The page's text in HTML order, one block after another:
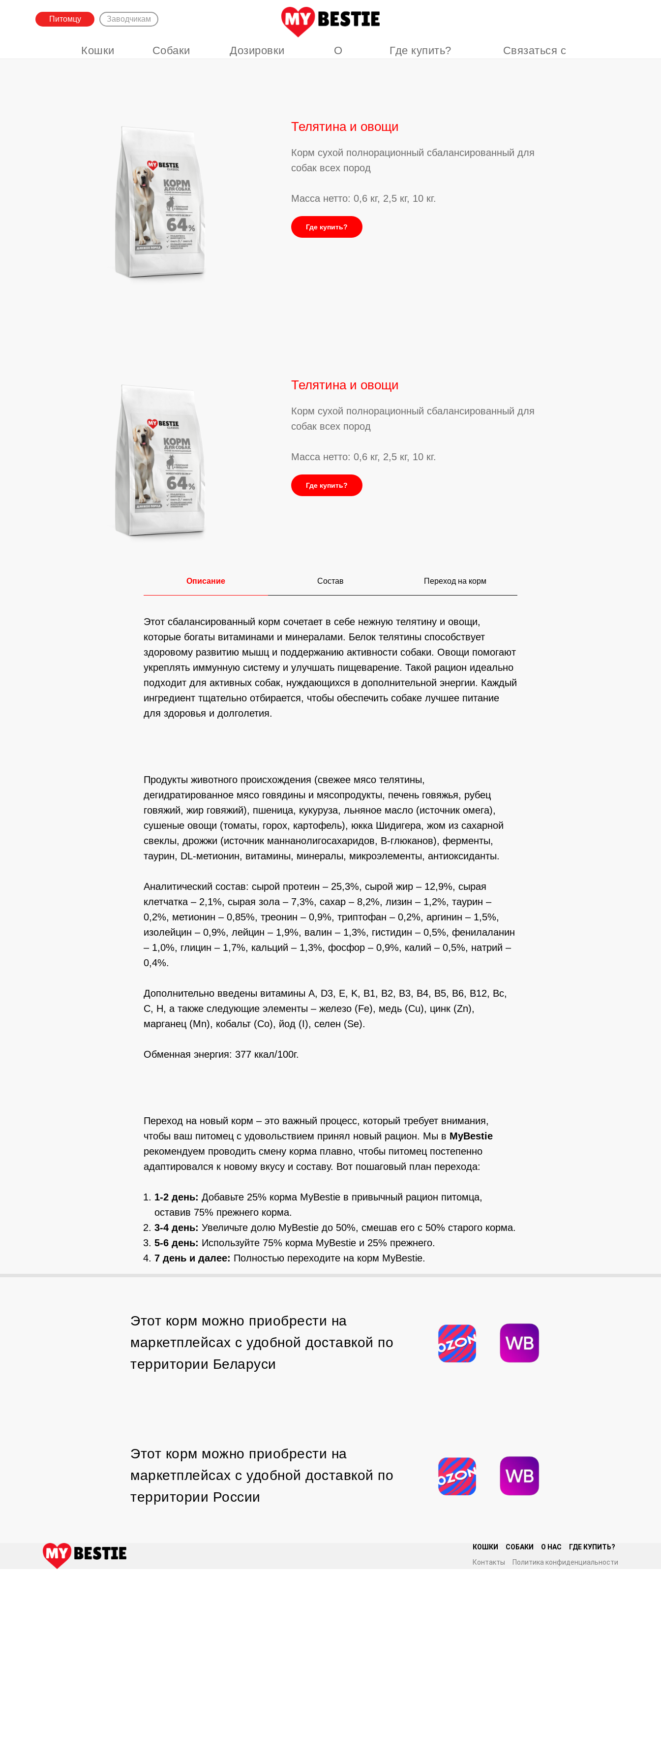
Кошки Собаки
О
Где купить?
Связаться с
Дозировки
Питомцу Заводчикам
Телятина и овощи
Корм сухой полнорационный сбалансированный для
собак всех пород
Масса нетто: 0,6 кг, 2,5 кг, 10 кг.
Где купить?
Телятина и овощи
Корм сухой полнорационный сбалансированный для
собак всех пород
Масса нетто: 0,6 кг, 2,5 кг, 10 кг.
Где купить?
Описание Состав Переход на корм
Этот сбалансированный корм сочетает в себе нежную телятину и овощи,
которые богаты витаминами и минералами. Белок телятины способствует
здоровому развитию мышц и поддержанию активности собаки. Овощи помогают
укреплять иммунную систему и улучшать пищеварение. Такой рацион идеально
подходит для активных собак, нуждающихся в дополнительной энергии. Каждый
ингредиент тщательно отбирается, чтобы обеспечить собаке лучшее питание
для здоровья и долголетия.
Продукты животного происхождения (свежее мясо телятины,
дегидратированное мясо говядины и мясопродукты, печень говяжья, рубец
говяжий, жир говяжий), пшеница, кукуруза, льняное масло (источник омега),
сушеные овощи (томаты, горох, картофель), юкка Шидигера, жом из сахарной
свеклы, дрожжи (источник маннанолигосахаридов, B-глюканов), ферменты,
таурин, DL-метионин, витамины, минералы, микроэлементы, антиоксиданты.
Аналитический состав: сырой протеин – 25,3%, сырой жир – 12,9%, сырая
клетчатка – 2,1%, сырая зола – 7,3%, сахар – 8,2%, лизин – 1,2%, таурин –
0,2%, метионин – 0,85%, треонин – 0,9%, триптофан – 0,2%, аргинин – 1,5%,
изолейцин – 0,9%, лейцин – 1,9%, валин – 1,3%, гистидин – 0,5%, фенилаланин
– 1,0%, глицин – 1,7%, кальций – 1,3%, фосфор – 0,9%, калий – 0,5%, натрий –
0,4%.
Дополнительно введены витамины A, D3, E, K, B1, B2, B3, B4, B5, B6, B12, Bc,
C, H, а также следующие элементы – железо (Fe), медь (Cu), цинк (Zn),
марганец (Mn), кобальт (Co), йод (I), селен (Se).
Обменная энергия: 377 ккал/100г.
Переход на новый корм – это важный процесс, который требует внимания,
чтобы ваш питомец с удовольствием принял новый рацион. Мы в MyBestie
рекомендуем проводить смену корма плавно, чтобы питомец постепенно
адаптировался к новому вкусу и составу. Вот пошаговый план перехода:
1-2 день: Добавьте 25% корма MyBestie в привычный рацион питомца,
оставив 75% прежнего корма.
3-4 день: Увеличьте долю MyBestie до 50%, смешав его с 50% старого корма.
5-6 день: Используйте 75% корма MyBestie и 25% прежнего.
7 день и далее: Полностью переходите на корм MyBestie.
Этот корм можно приобрести на
маркетплейсах с удобной доставкой по
территории Беларуси
Этот корм можно приобрести на
маркетплейсах с удобной доставкой по
территории России
КОШКИ СОБАКИ О НАС
ГДЕ КУПИТЬ?
Контакты
Политика конфиденциальности